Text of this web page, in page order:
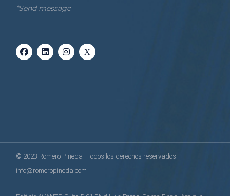
*Send message
© 2023 Romero Pineda | Todos los derechos reservados. |
info@romeropineda.com